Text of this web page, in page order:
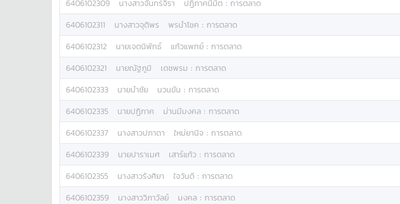
6406102309
นางสาวจันทร์จิรา ปฏิภาคนิมิต : การตลาด
6406102311
นางสาวจุติพร พรนำโชค : การตลาด
6406102312
นายเจตนิพัทธ์ แก้วแพทย์ : การตลาด
6406102321
นายณัฐภูมิ เดชพรม : การตลาด
6406102333
นายนำชัย นวนขัน : การตลาด
6406102335
นายปฏิภาค ม่านมีมงคล : การตลาด
6406102337
นางสาวปภาดา ใหม่ยานิจ : การตลาด
6406102339
นายปาราเมศ เสาร์แก้ว : การตลาด
6406102355
นางสาวรังศิยา ใจวันดี : การตลาด
6406102359
นางสาววิภาวัลย์ มงคล : การตลาด